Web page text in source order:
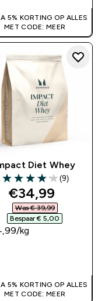
5% KORTING OP ALLES
MET CODE: MEER
Diet Whey
4.11 out of 5 stars
(9)
discounted
€34,99‎
Was € 39,99‎
Bespaar € 5,00‎
kg
5% KORTING OP ALLES
MET CODE: MEER